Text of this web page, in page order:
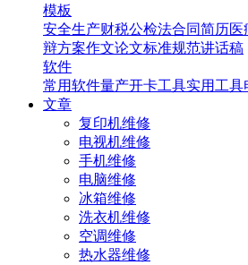
模板
安全生产财税公检法合同简历医
辩方案作文论文标准规范讲话稿
软件
常用软件量产开卡工具实用工具
文章
复印机维修
电视机维修
手机维修
电脑维修
冰箱维修
洗衣机维修
空调维修
热水器维修